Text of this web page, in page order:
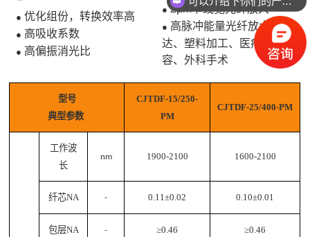
● 优化组份，转换效率高
● 高吸收系数
● 高偏振消光比
●2μm窄线宽光纤放大
● 高脉冲能量光纤放大器雷
达、塑料加工、医疗美
容、外科手术
型号
典型参数
CJTDF-15/250-
PM
CJTDF-25/400-PM
工作波
长
nm 1900-2100 1600-2100
纤芯NA - 0.11±0.02 0.10±0.01
包层NA - ≥0.46 ≥0.46